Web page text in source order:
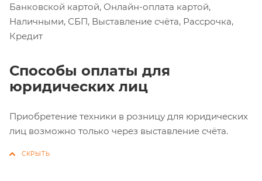
Банковской картой, Онлайн-оплата картой,
Наличными, СБП, Выставление счёта, Рассрочка,
Кредит
Способы оплаты для
юридических лиц
Приобретение техники в розницу для юридических
лиц возможно только через выставление счёта.